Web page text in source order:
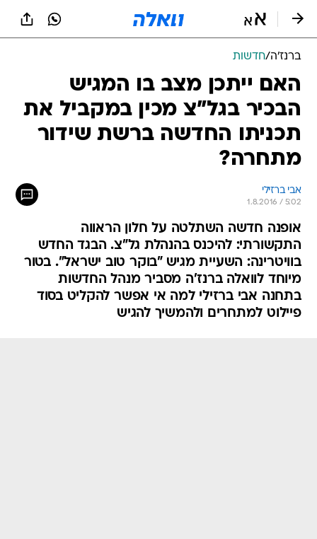
ברנז'ה/חדשות
האם ייתכן מצב בו המגיש
הבכיר בגל"צ מכין במקביל את
תכניתו החדשה ברשת שידור
מתחרה?
אבי ברזילי
1.8.2016 / 5:02
אופנה חדשה השתלטה על חלון הראווה
התקשורתי: להיכנס בהנהלת גל"צ. הבגד החדש
בוויטרינה: השעיית מגיש "בוקר טוב ישראל". בטור
מיוחד לוואלה ברנז'ה מסביר מנהל החדשות
בתחנה אבי ברזילי למה אי אפשר להקליט בסוד
פיילוט למתחרים ולהמשיך להגיש